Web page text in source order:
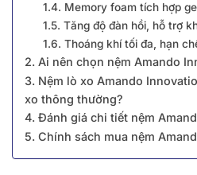
1.4. Memory foam tích hợp
1.5. Tăng độ đàn hồi, hỗ trợ
1.6. Thoáng khí tối đa, hạn
2. Ai nên chọn nệm Amando
3. Nệm lò xo Amando
xo thông thường?
4. Đánh giá chi tiết nệm
5. Chính sách mua nệm